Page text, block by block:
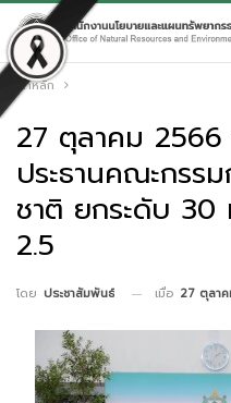
หน้าหลัก
27 ตุลาคม 2566
ประธานคณะกรร
ชาติ ยกระดับ 30
2.5
โดย ประชาสัมพันธ์ เมื่อ 27 ตุลา